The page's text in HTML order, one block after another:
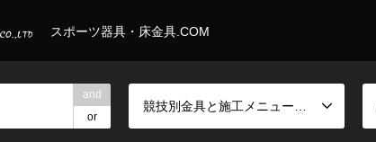
スポーツ器具・床金具.COM
and
or